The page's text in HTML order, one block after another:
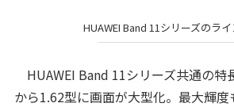
HUAWEI Band 11シリーズのラ
HUAWEI Band 11シリーズ共通の特
から1.62型に画面が大型化。最大輝度